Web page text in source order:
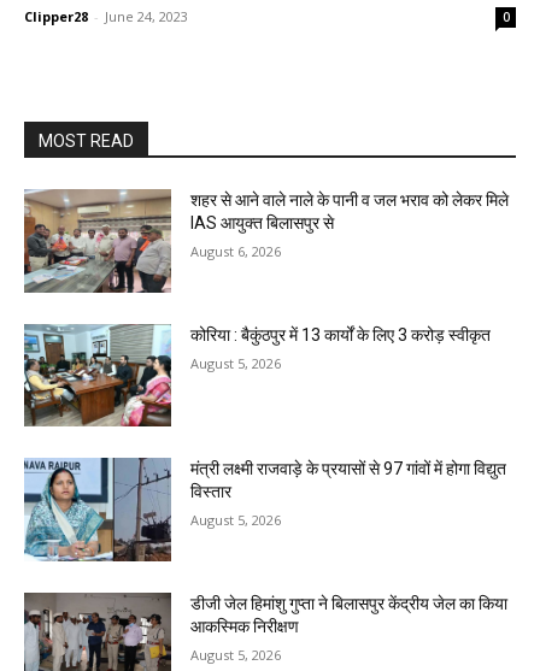
Clipper28 - June 24, 2023 0
MOST READ
शहर से आने वाले नाले के पानी व जल भराव को लेकर मिले
IAS आयुक्त बिलासपुर से
August 6, 2026
कोरिया : बैकुंठपुर में 13 कार्यों के लिए 3 करोड़ स्वीकृत
August 5, 2026
मंत्री लक्ष्मी राजवाड़े के प्रयासों से 97 गांवों में होगा विद्युत
विस्तार
August 5, 2026
डीजी जेल हिमांशु गुप्ता ने बिलासपुर केंद्रीय जेल का किया
आकस्मिक निरीक्षण
August 5, 2026